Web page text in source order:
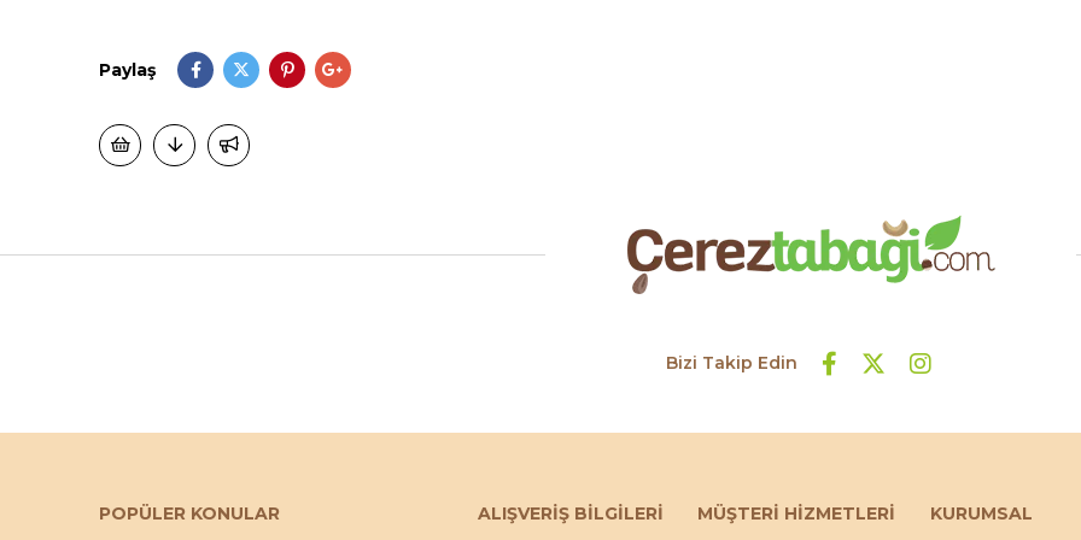
Paylaş
Bizi Takip Edin
POPÜLER KONULAR ALIŞVERİŞ BİLGİLERİ MÜŞTERİ HİZMETLERİ KURUMSAL